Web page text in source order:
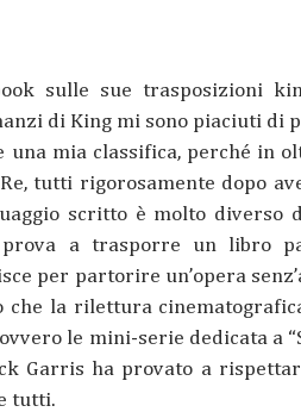
sulle sue trasposizioni
di King mi sono piaciuti di
mia classifica, perché in
tutti rigorosamente dopo
scritto è molto diverso
prova a trasporre un libro
per partorire un’opera
la rilettura
le mini-serie dedicata a
Garris ha provato a
tutti.